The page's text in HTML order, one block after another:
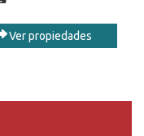
Ver propiedades